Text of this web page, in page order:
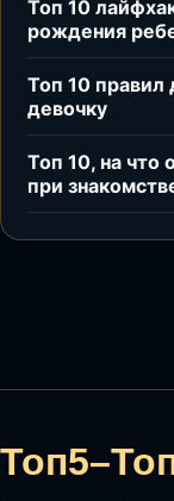
Топ 10
рождения
Топ 10 правил
девочку
Топ 10, на
при